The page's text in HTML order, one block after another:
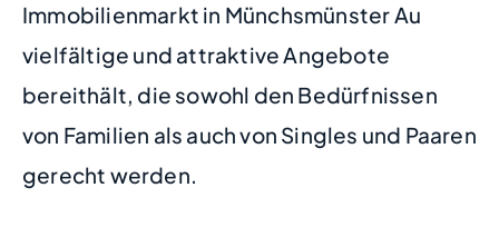
Immobilienmarkt in Münchsmünster Au
vielfältige und attraktive Angebote
bereithält, die sowohl den Bedürfnissen
von Familien als auch von Singles und Paaren
gerecht werden.